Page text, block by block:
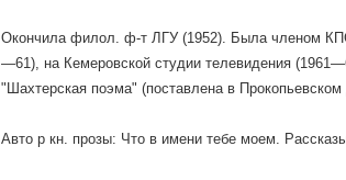
Окончила филол. ф-т ЛГУ (1952). Была членом
—61), на Кемеровской студии телевидения
"Шахтерская поэма" (поставлена в Прокопьевском
Авто р кн. прозы: Что в имени тебе моем.